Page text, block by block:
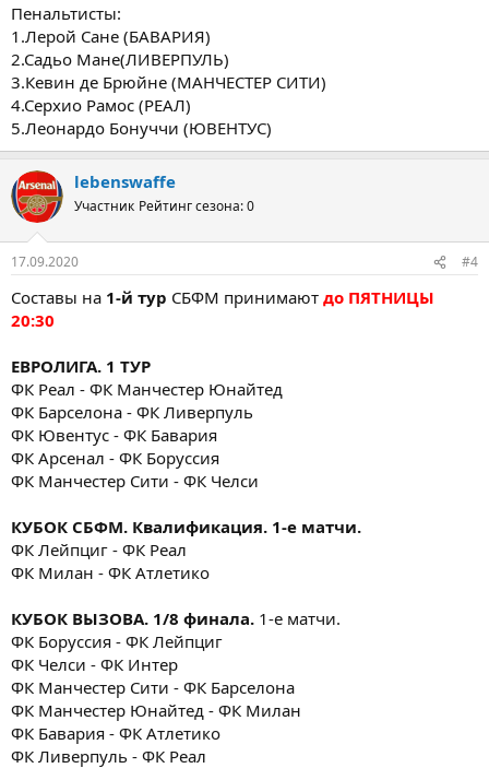
Пенальтисты:
1.Лерой Сане (БАВАРИЯ)
2.Садьо Мане(ЛИВЕРПУЛЬ)
3.Кевин де Брюйне (МАНЧЕСТЕР СИТИ)
4.Серхио Рамос (РЕАЛ)
5.Леонардо Бонуччи (ЮВЕНТУС)
lebenswaffe
Участник Рейтинг сезона: 0
17.09.2020 #4
Составы на 1-й тур СБФМ принимают до ПЯТНИЦЫ
20:30
ЕВРОЛИГА. 1 ТУР
ФК Реал - ФК Манчестер Юнайтед
ФК Барселона - ФК Ливерпуль
ФК Ювентус - ФК Бавария
ФК Арсенал - ФК Боруссия
ФК Манчестер Сити - ФК Челси
КУБОК СБФМ. Квалификация. 1-е матчи.
ФК Лейпциг - ФК Реал
ФК Милан - ФК Атлетико
КУБОК ВЫЗОВА. 1/8 финала. 1-е матчи.
ФК Боруссия - ФК Лейпциг
ФК Челси - ФК Интер
ФК Манчестер Сити - ФК Барселона
ФК Манчестер Юнайтед - ФК Милан
ФК Бавария - ФК Атлетико
ФК Ливерпуль - ФК Реал